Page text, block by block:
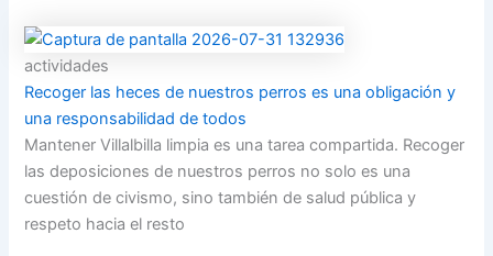
actividades
Recoger las heces de nuestros perros es una obligación y
una responsabilidad de todos
Mantener Villalbilla limpia es una tarea compartida. Recoger
las deposiciones de nuestros perros no solo es una
cuestión de civismo, sino también de salud pública y
respeto hacia el resto